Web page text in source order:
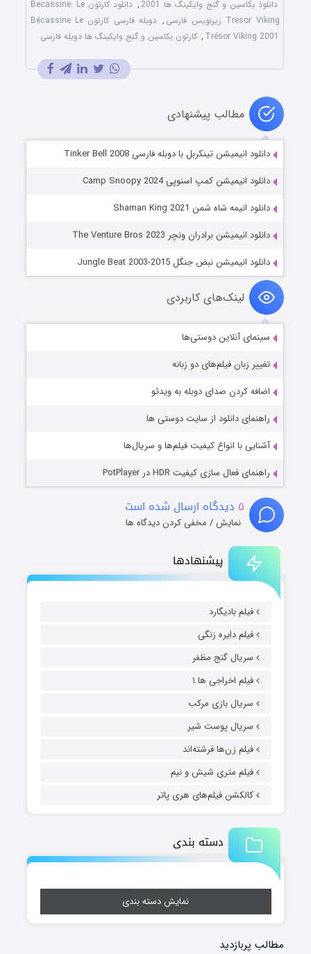
پیشنهادها
فیلم بادیگارد
فیلم دایره زنگی
سریال گنج مظفر
فیلم اخراجی ها ۱
سریال بازی مرکب
سریال پوست شیر
فیلم زن‌ها فرشته‌اند
فیلم متری شیش و نیم
کالکشن فیلم‌های هری پاتر
دسته بندی
نمایش دسته بندی
مطالب پربازدید
دانلود بکاسین و گنج وایکینگ ها 2001 ,
دانلود کارتون Becassine: Le
Tresor Viking زیرنویس فارسی
,
دوبله فارسی کارتون Bécassine Le
Trésor Viking 2001
, کارتون بکاسین و گنج وایکینگ ها دوبله فارسی
مطالب پیشنهادی
دانلود انیمیشن تینکربل با دوبله فارسی Tinker Bell 2008
دانلود انیمیشن کمپ اسنوپی Camp Snoopy 2024
دانلود انیمه شاه شمن Shaman King 2021
دانلود انیمیشن برادران ونچر The Venture Bros 2023
دانلود انیمیشن نبض جنگل Jungle Beat 2003-2015
لینک‌های کاربردی
سینمای آنلاین دوستی‌ها
تغییر زبان فیلم‌های دو زبانه
اضافه کردن صدای دوبله به ویدئو
راهنمای دانلود از سایت دوستی ها
آشنایی با انواع کیفیت فیلم‌ها و سریال‌ها
راهنمای فعال سازی کیفیت HDR در PotPlayer
۵ دیدگاه ارسال شده است
نمایش / مخفی کردن دیدگاه ها